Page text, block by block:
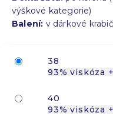
výškové kategorie)
Balení: v dárkové
38
93% viskóza
40
93% viskóza